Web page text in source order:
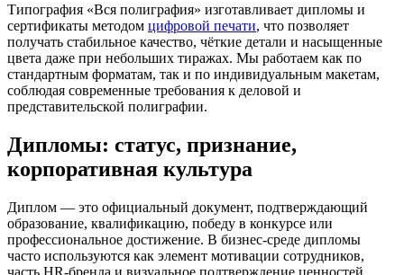
Типография «Вся полиграфия» изготавливает дипломы и
сертификаты методом цифровой печати, что позволяет
получать стабильное качество, чёткие детали и насыщенные
цвета даже при небольших тиражах. Мы работаем как по
стандартным форматам, так и по индивидуальным макетам,
соблюдая современные требования к деловой и
представительской полиграфии.
Дипломы: статус, признание,
корпоративная культура
Диплом — это официальный документ, подтверждающий
образование, квалификацию, победу в конкурсе или
профессиональное достижение. В бизнес-среде дипломы
часто используются как элемент мотивации сотрудников,
часть HR-бренда и визуальное подтверждение ценностей